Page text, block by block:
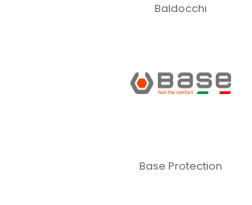
Baldocchi
Base Protection